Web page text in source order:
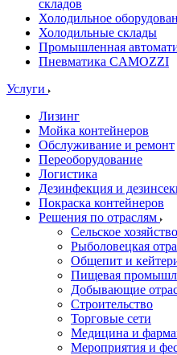
складов
Холодильное
Холодильные склады
Промышленная
Пневматика CAMOZZI
Услуги
Лизинг
Мойка контейнеров
Обслуживание и ремонт
Переоборудование
Логистика
Дезинфекция и
Покраска контейнеров
Решения по отраслям
Сельское хозяйство
Рыболовецкая
Общепит и
Пищевая
Добывающие
Строительство
Торговые сети
Медицина и
Мероприятия и